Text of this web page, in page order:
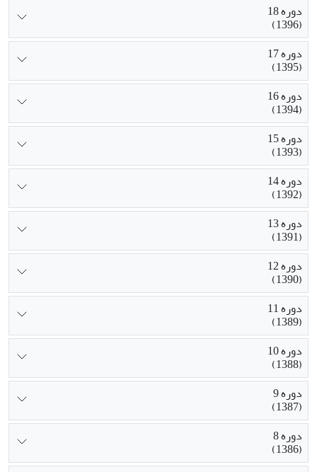
دوره 18
(1396)
دوره 17
(1395)
دوره 16
(1394)
دوره 15
(1393)
دوره 14
(1392)
دوره 13
(1391)
دوره 12
(1390)
دوره 11
(1389)
دوره 10
(1388)
دوره 9
(1387)
دوره 8
(1386)